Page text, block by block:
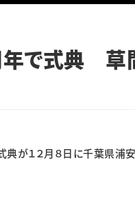
で式典 草間
が１２月８日に千葉県浦